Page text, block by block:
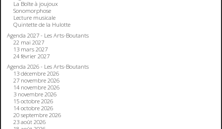
La Boîte à joujoux
Sonomorphose
Lecture musicale
Quintette de la Hulotte
Agenda 2027 - Les Arts-Boutants
22 mai 2027
13 mars 2027
24 février 2027
Agenda 2026 - Les Arts-Boutants
13 décembre 2026
27 novembre 2026
14 novembre 2026
3 novembre 2026
15 octobre 2026
14 octobre 2026
20 septembre 2026
23 août 2026